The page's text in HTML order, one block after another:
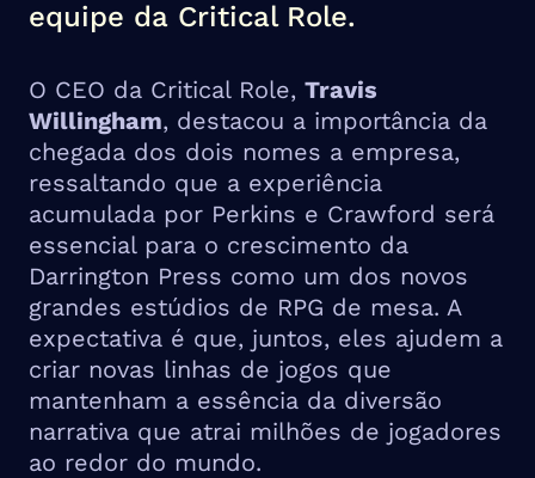
equipe da Critical Role.
O CEO da Critical Role, Travis
Willingham, destacou a importância da
chegada dos dois nomes a empresa,
ressaltando que a experiência
acumulada por Perkins e Crawford será
essencial para o crescimento da
Darrington Press como um dos novos
grandes estúdios de RPG de mesa. A
expectativa é que, juntos, eles ajudem a
criar novas linhas de jogos que
mantenham a essência da diversão
narrativa que atrai milhões de jogadores
ao redor do mundo.